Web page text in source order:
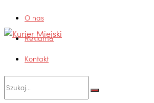
O nas
Reklama
Kontakt